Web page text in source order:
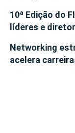
10ª Edição do
líderes e
Networking
acelera